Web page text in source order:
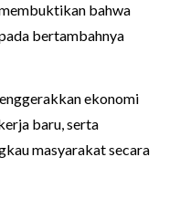
bahwa
bertambahnya
ekonomi
baru, serta
masyarakat secara